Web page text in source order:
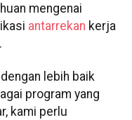
mengenai
antarrekan kerja
lebih baik
program yang
kami perlu